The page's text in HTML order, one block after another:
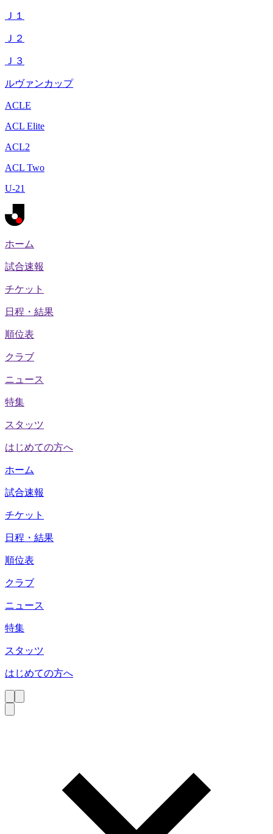
Ｊ１
Ｊ２
Ｊ３
ルヴァンカップ
ACLE
ACL Elite
ACL2
ACL Two
U-21
ホーム
試合速報
チケット
日程・結果
順位表
クラブ
ニュース
特集
スタッツ
はじめての方へ
ホーム
試合速報
チケット
日程・結果
順位表
クラブ
ニュース
特集
スタッツ
はじめての方へ